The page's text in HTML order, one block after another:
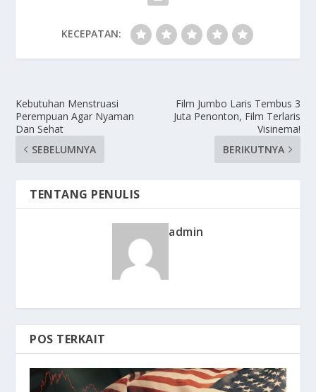
KECEPATAN:
Kebutuhan Menstruasi
Perempuan Agar Nyaman
Dan Sehat
SEBELUMNYA
Film Jumbo Laris Tembus 3
Juta Penonton, Film Terlaris
Visinema!
BERIKUTNYA
TENTANG PENULIS
admin
POS TERKAIT